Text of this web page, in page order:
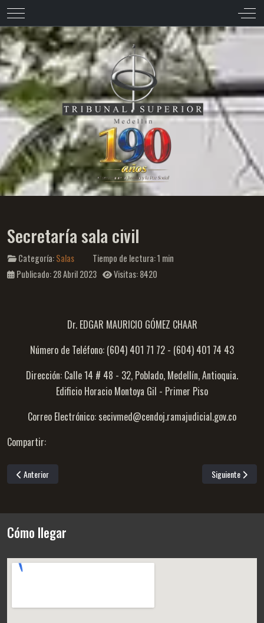
Mobile Menu Toggle Off-
Secretaría sala civil
Categoría:Salas
Tiempo de lectura: 1 min
Publicado: 28 Abril 2023
Visitas: 8420
Dr. EDGAR MAURICIO GÓMEZ CHAAR
Número de Teléfono: (604) 401 71 72 - (604) 401 74 43
Dirección: Calle 14 # 48 - 32, Poblado, Medellín, Antioquia.
Edificio Horacio Montoya Gil - Primer Piso
Correo Electrónico: secivmed@cendoj.ramajudicial.gov.co
Compartir:
Artículo anterior: Secretaría sala de familia
Anterior Artículo
Siguiente
Cómo llegar